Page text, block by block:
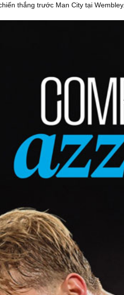
thắng trước Man City tại Wembley.